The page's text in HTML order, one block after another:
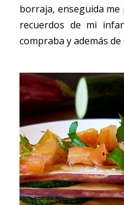
borraja, enseguida
recuerdos de mi
compraba y además de